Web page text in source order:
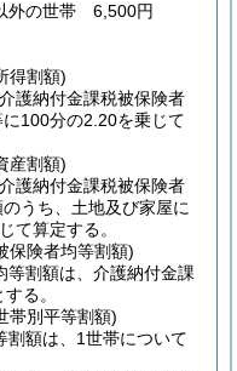
外の世帯 6,500円
得割額)
護納付金課税被保険者
100分の2.20を乗じて
産割額)
護納付金課税被保険者
うち、土地及び家屋に
て算定する。
保険者均等割額)
等割額は、介護納付金課
る。
帯別平等割額)
割額は、1世帯について